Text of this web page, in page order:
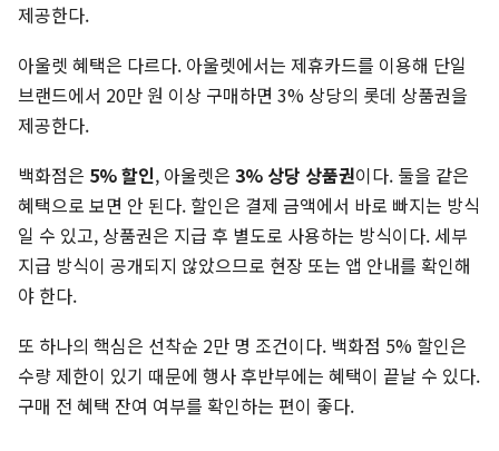
제공한다.
아울렛 혜택은 다르다. 아울렛에서는 제휴카드를 이용해 단일
브랜드에서 20만 원 이상 구매하면 3% 상당의 롯데 상품권을
제공한다.
백화점은 5% 할인, 아울렛은 3% 상당 상품권이다. 둘을 같은
혜택으로 보면 안 된다. 할인은 결제 금액에서 바로 빠지는 방식
일 수 있고, 상품권은 지급 후 별도로 사용하는 방식이다. 세부
지급 방식이 공개되지 않았으므로 현장 또는 앱 안내를 확인해
야 한다.
또 하나의 핵심은 선착순 2만 명 조건이다. 백화점 5% 할인은
수량 제한이 있기 때문에 행사 후반부에는 혜택이 끝날 수 있다.
구매 전 혜택 잔여 여부를 확인하는 편이 좋다.